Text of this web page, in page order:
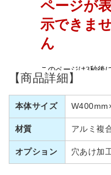
【商品詳細】
本体サイズ
材質 アルミ複
オプション 穴あけ加